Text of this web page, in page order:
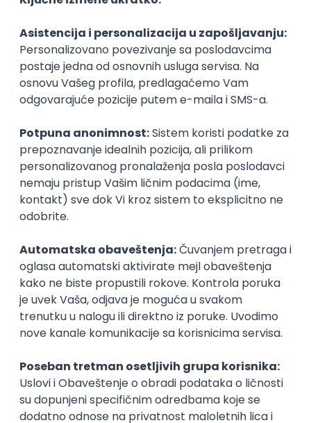
Istaknuti poslodavci
@
POSLOVI NA MAIL
KATEGORIJA
TEHNOLOGIJA
Najnoviji poslovi svakog dana u tvom
inboxu
Prijavi se